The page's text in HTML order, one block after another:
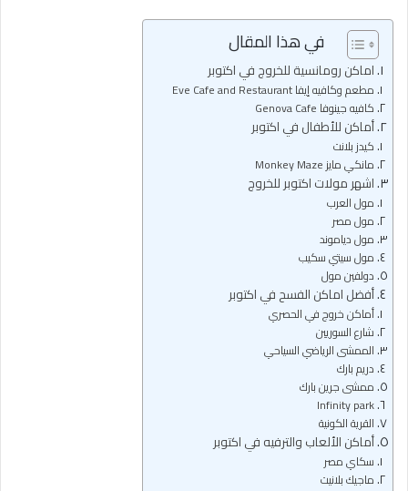
في هذا المقال
اماكن رومانسية للخروج في اكتوبر
مطعم وكافيه إيفا Eve Cafe and Restaurant
كافيه جينوفا Genova Cafe
أماكن للأطفال في اكتوبر
كيدز بلانت
مانكي مايز Monkey Maze
اشهر مولات اكتوبر للخروج
مول العرب
مول مصر
مول دياموند
مول سيتي سكيب
دولفين مول
أفضل اماكن الفسح في اكتوبر
أماكن خروج في الحصري
شارع السوريين
الممشى الرياضي السياحي
دريم بارك
ممشى جرين بارك
Infinity park
القرية الكونية
أماكن الألعاب والترفيه في اكتوبر
سكاي مصر
ماجيك بلانيت